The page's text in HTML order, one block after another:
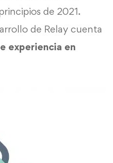
de 2021.
de Relay cuenta
experiencia en